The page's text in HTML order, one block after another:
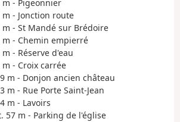
m - Pigeonnier
- Jonction route
m - St Mandé sur Brédoire
m - Chemin empierré
- Réserve d'eau
- Croix carrée
m - Donjon ancien château
m - Rue Porte Saint-Jean
m - Lavoirs
57 m - Parking de l'église